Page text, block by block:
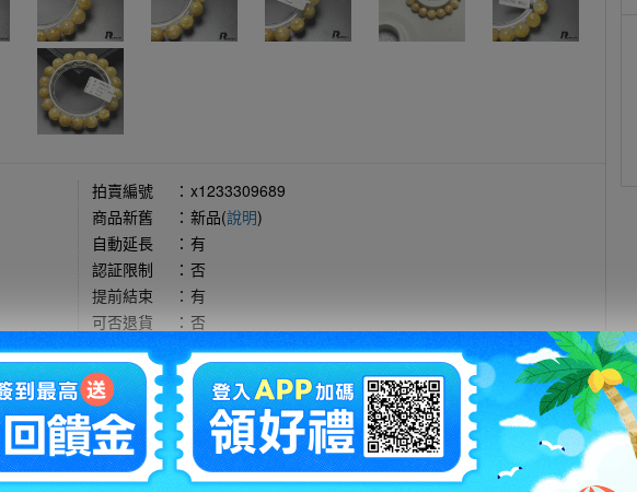
拍賣編號 ： x1233309689
商品新舊
： 新品(說明)
自動延長
： 有
認証限制
： 否
提前結束
： 有
可否退貨
： 否
出價競標 得標填寫委託單